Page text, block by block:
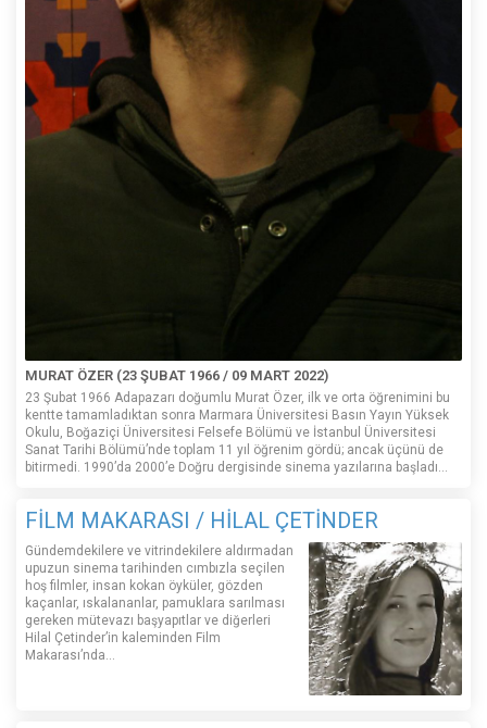
MURAT ÖZER (23 ŞUBAT 1966 / 09 MART 2022)
23 Şubat 1966 Adapazarı doğumlu Murat Özer, ilk ve orta öğrenimini bu
kentte tamamladıktan sonra Marmara Üniversitesi Basın Yayın Yüksek
Okulu, Boğaziçi Üniversitesi Felsefe Bölümü ve İstanbul Üniversitesi
Sanat Tarihi Bölümü’nde toplam 11 yıl öğrenim gördü; ancak üçünü de
bitirmedi. 1990’da 2000’e Doğru dergisinde sinema yazılarına başladı...
FİLM MAKARASI / HİLAL ÇETİNDER
Gündemdekilere ve vitrindekilere aldırmadan
upuzun sinema tarihinden cımbızla seçilen
hoş filmler, insan kokan öyküler, gözden
kaçanlar, ıskalananlar, pamuklara sarılması
gereken mütevazı başyapıtlar ve diğerleri
Hilal Çetinder’in kaleminden Film
Makarası’nda…